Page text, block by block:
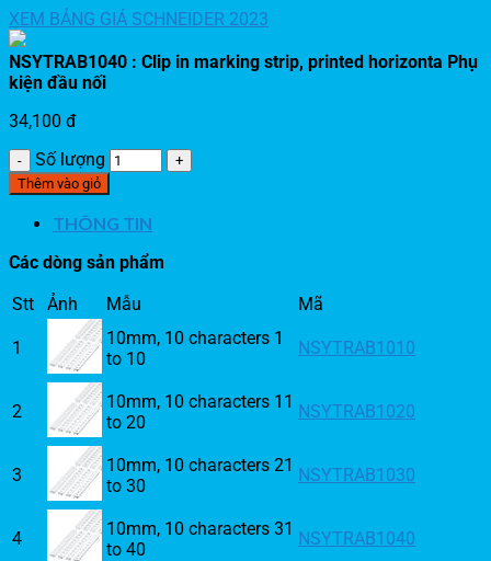
XEM BẢNG GIÁ SCHNEIDER 2023
NSYTRAB1040 : Clip in marking strip, printed horizonta Phụ
kiện đầu nối
34,100 đ
Số lượng
Thêm vào giỏ
THÔNG TIN
Các dòng sản phẩm
Stt
Ảnh Mẫu Mã
1
10mm, 10 characters 1
to 10
NSYTRAB1010
2
10mm, 10 characters 11
to 20
NSYTRAB1020
3
10mm, 10 characters 21
to 30
NSYTRAB1030
4
10mm, 10 characters 31
to 40
NSYTRAB1040